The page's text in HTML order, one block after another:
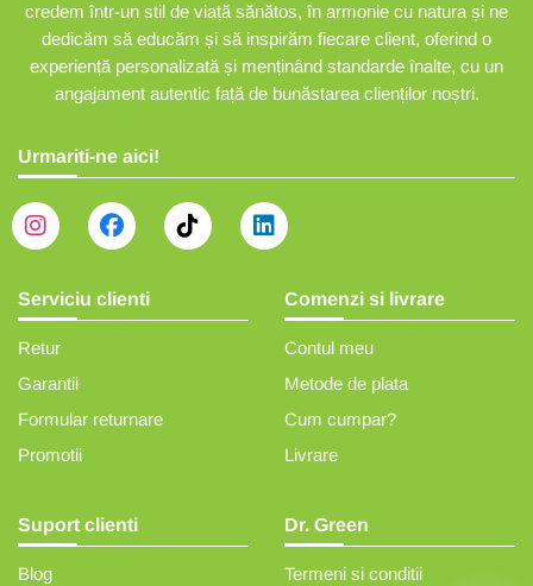
credem într-un stil de viață sănătos, în armonie cu natura și ne
dedicăm să educăm și să inspirăm fiecare client, oferind o
experiență personalizată și menținând standarde înalte, cu un
angajament autentic față de bunăstarea clienților noștri.
Urmariti-ne aici!
Serviciu clienti
Retur
Garantii
Formular returnare
Promotii
Comenzi si livrare
Contul meu
Metode de plata
Cum cumpar?
Livrare
Suport clienti
Blog
Dr. Green
Termeni si conditii